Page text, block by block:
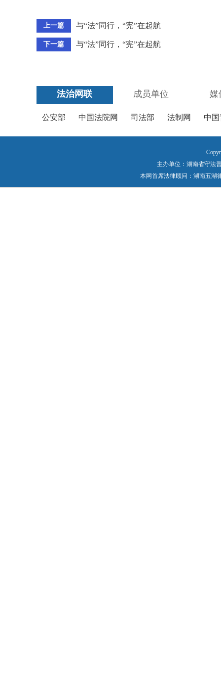
上一篇 与“法”同行，“宪”在起航
下一篇 与“法”同行，“宪”在起航
法治网联 成员单位 媒
公安部 中国法院网 司法部 法制网 中
主办单位：湖南省守法
本网首席法律顾问：湖南五湖